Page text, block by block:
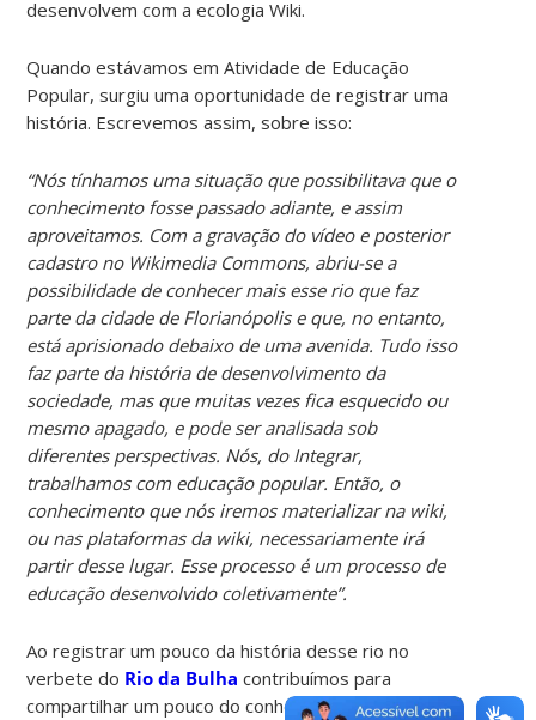
desenvolvem com a ecologia Wiki.
Quando estávamos em Atividade de Educação
Popular, surgiu uma oportunidade de registrar uma
história. Escrevemos assim, sobre isso:
“Nós tínhamos uma situação que possibilitava que o
conhecimento fosse passado adiante, e assim
aproveitamos. Com a gravação do vídeo e posterior
cadastro no Wikimedia Commons, abriu-se a
possibilidade de conhecer mais esse rio que faz
parte da cidade de Florianópolis e que, no entanto,
está aprisionado debaixo de uma avenida. Tudo isso
faz parte da história de desenvolvimento da
sociedade, mas que muitas vezes fica esquecido ou
mesmo apagado, e pode ser analisada sob
diferentes perspectivas. Nós, do Integrar,
trabalhamos com educação popular. Então, o
conhecimento que nós iremos materializar na wiki,
ou nas plataformas da wiki, necessariamente irá
partir desse lugar. Esse processo é um processo de
educação desenvolvido coletivamente”.
Ao registrar um pouco da história desse rio no
verbete do Rio da Bulhacontribuímos para
compartilhar um pouco do conhecimento sobre o rio